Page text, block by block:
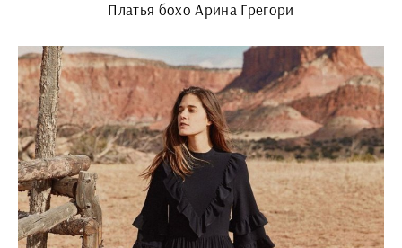
Платья бохо Арина Грегори